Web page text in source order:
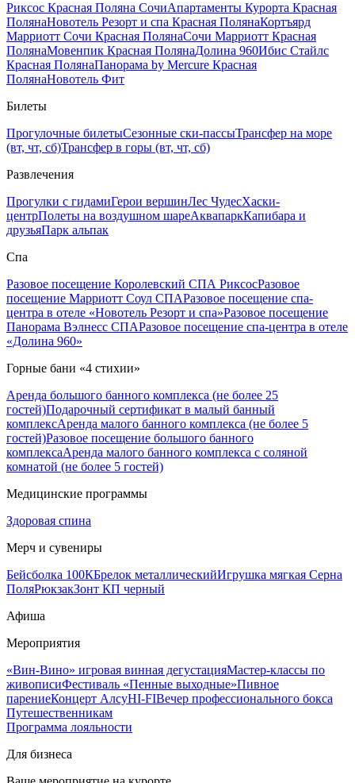
Риксос Красная Поляна СочиАпартаменты Курорта Красная
ПолянаНовотель Резорт и спа Красная ПолянаКортъярд
Марриотт Сочи Красная ПолянаСочи Марриотт Красная
ПолянаМовенпик Красная ПолянаДолина 960Ибис Стайлс
Красная ПолянаПанорама by Mercure Красная
ПолянаНовотель Фит
Билеты
Прогулочные билетыСезонные ски-пассыТрансфер на море
(вт, чт, сб)Трансфер в горы (вт, чт, сб)
Развлечения
Прогулки с гидамиГерои вершинЛес ЧудесХаски-
центрПолеты на воздушном шареАквапаркКапибара и
друзьяПарк альпак
Спа
Разовое посещение Королевский СПА РиксосРазовое
посещение Марриотт Соул СПАРазовое посещение спа-
центра в отеле «Новотель Резорт и спа»Разовое посещение
Панорама Вэлнесс СПАРазовое посещение спа-центра в отеле
«Долина 960»
Горные бани «4 стихии»
Аренда большого банного комплекса (не более 25
гостей)Подарочный сертификат в малый банный
комплексАренда малого банного комплекса (не более 5
гостей)Разовое посещение большого банного
комплексаАренда малого банного комплекса с соляной
комнатой (не более 5 гостей)
Медицинские программы
Здоровая спина
Мерч и сувениры
Бейсболка 100КБрелок металлическийИгрушка мягкая Серна
ПоляРюкзакЗонт КП черный
Афиша
Мероприятия
«Вин-Вино» игровая винная дегустацияМастер-классы по
живописиФестиваль «Пенные выходные»Пивное
парениеКонцерт АлсуHI-FIВечер профессионального бокса
Путешественникам
Программа лояльности
Для бизнеса